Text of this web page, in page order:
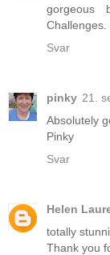
gorgeous
Challenges.
Svar
pinky 21.
Absolutely
Pinky
Svar
Helen
totally
Thank you